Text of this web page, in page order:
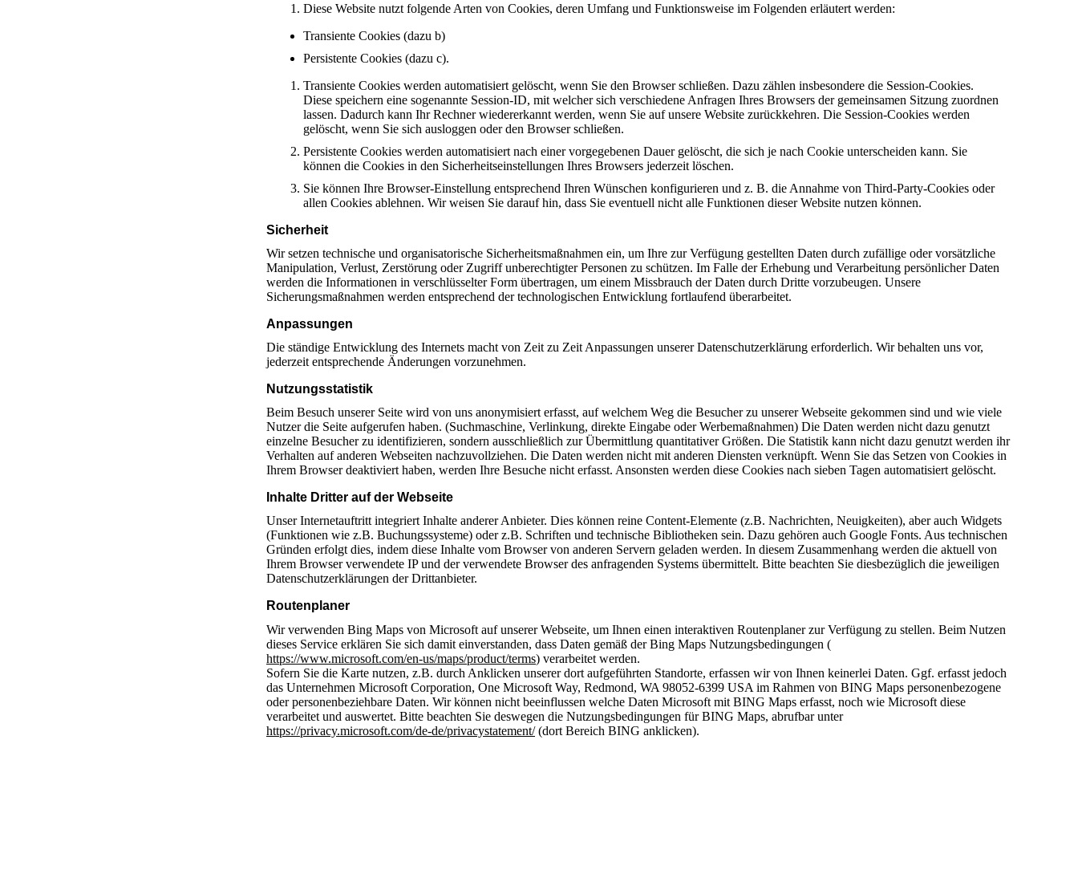
Diese Website nutzt folgende Arten von Cookies, deren Umfang und Funktionsweise im Folgenden erläutert werden:
Transiente Cookies (dazu b)
Persistente Cookies (dazu c).
Transiente Cookies werden automatisiert gelöscht, wenn Sie den Browser schließen. Dazu zählen insbesondere die Session-Cookies.
Diese speichern eine sogenannte Session-ID, mit welcher sich verschiedene Anfragen Ihres Browsers der gemeinsamen Sitzung zuordnen
lassen. Dadurch kann Ihr Rechner wiedererkannt werden, wenn Sie auf unsere Website zurückkehren. Die Session-Cookies werden
gelöscht, wenn Sie sich ausloggen oder den Browser schließen.
Persistente Cookies werden automatisiert nach einer vorgegebenen Dauer gelöscht, die sich je nach Cookie unterscheiden kann. Sie
können die Cookies in den Sicherheitseinstellungen Ihres Browsers jederzeit löschen.
Sie können Ihre Browser-Einstellung entsprechend Ihren Wünschen konfigurieren und z. B. die Annahme von Third-Party-Cookies oder
allen Cookies ablehnen. Wir weisen Sie darauf hin, dass Sie eventuell nicht alle Funktionen dieser Website nutzen können.
Sicherheit
Wir setzen technische und organisatorische Sicherheitsmaßnahmen ein, um Ihre zur Verfügung gestellten Daten durch zufällige oder vorsätzliche
Manipulation, Verlust, Zerstörung oder Zugriff unberechtigter Personen zu schützen. Im Falle der Erhebung und Verarbeitung persönlicher Daten
werden die Informationen in verschlüsselter Form übertragen, um einem Missbrauch der Daten durch Dritte vorzubeugen. Unsere
Sicherungsmaßnahmen werden entsprechend der technologischen Entwicklung fortlaufend überarbeitet.
Anpassungen
Die ständige Entwicklung des Internets macht von Zeit zu Zeit Anpassungen unserer Datenschutzerklärung erforderlich. Wir behalten uns vor,
jederzeit entsprechende Änderungen vorzunehmen.
Nutzungsstatistik
Beim Besuch unserer Seite wird von uns anonymisiert erfasst, auf welchem Weg die Besucher zu unserer Webseite gekommen sind und wie viele
Nutzer die Seite aufgerufen haben. (Suchmaschine, Verlinkung, direkte Eingabe oder Werbemaßnahmen) Die Daten werden nicht dazu genutzt
einzelne Besucher zu identifizieren, sondern ausschließlich zur Übermittlung quantitativer Größen. Die Statistik kann nicht dazu genutzt werden ihr
Verhalten auf anderen Webseiten nachzuvollziehen. Die Daten werden nicht mit anderen Diensten verknüpft. Wenn Sie das Setzen von Cookies in
Ihrem Browser deaktiviert haben, werden Ihre Besuche nicht erfasst. Ansonsten werden diese Cookies nach sieben Tagen automatisiert gelöscht.
Inhalte Dritter auf der Webseite
Unser Internetauftritt integriert Inhalte anderer Anbieter. Dies können reine Content-Elemente (z.B. Nachrichten, Neuigkeiten), aber auch Widgets
(Funktionen wie z.B. Buchungssysteme) oder z.B. Schriften und technische Bibliotheken sein. Dazu gehören auch Google Fonts. Aus technischen
Gründen erfolgt dies, indem diese Inhalte vom Browser von anderen Servern geladen werden. In diesem Zusammenhang werden die aktuell von
Ihrem Browser verwendete IP und der verwendete Browser des anfragenden Systems übermittelt. Bitte beachten Sie diesbezüglich die jeweiligen
Datenschutzerklärungen der Drittanbieter.
Routenplaner
Wir verwenden Bing Maps von Microsoft auf unserer Webseite, um Ihnen einen interaktiven Routenplaner zur Verfügung zu stellen. Beim Nutzen
dieses Service erklären Sie sich damit einverstanden, dass Daten gemäß der Bing Maps Nutzungsbedingungen (
https://www.microsoft.com/en-us/maps/product/terms) verarbeitet werden.
Sofern Sie die Karte nutzen, z.B. durch Anklicken unserer dort aufgeführten Standorte, erfassen wir von Ihnen keinerlei Daten. Ggf. erfasst jedoch
das Unternehmen Microsoft Corporation, One Microsoft Way, Redmond, WA 98052-6399 USA im Rahmen von BING Maps personenbezogene
oder personenbeziehbare Daten. Wir können nicht beeinflussen welche Daten Microsoft mit BING Maps erfasst, noch wie Microsoft diese
verarbeitet und auswertet. Bitte beachten Sie deswegen die Nutzungsbedingungen für BING Maps, abrufbar unter
https://privacy.microsoft.com/de-de/privacystatement/(dort Bereich BING anklicken).